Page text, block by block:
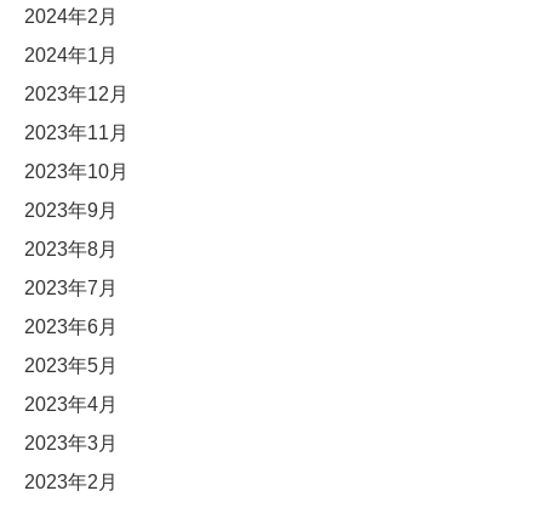
2024年2月
2024年1月
2023年12月
2023年11月
2023年10月
2023年9月
2023年8月
2023年7月
2023年6月
2023年5月
2023年4月
2023年3月
2023年2月